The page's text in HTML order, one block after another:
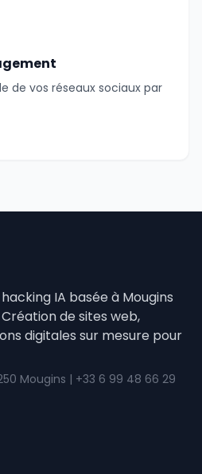
de vos réseaux sociaux par
IA basée à Mougins
de sites web,
digitales sur mesure pour
Mougins | +33 6 99 48 66 29